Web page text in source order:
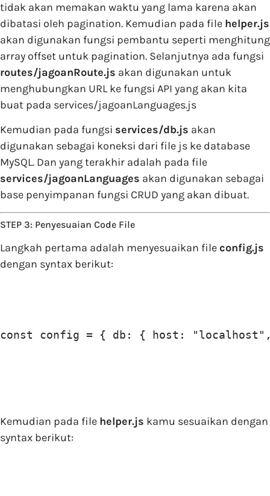
tidak akan memakan waktu yang lama karena akan
dibatasi oleh pagination. Kemudian pada file helper.js
akan digunakan fungsi pembantu seperti menghitung
array offset untuk pagination. Selanjutnya ada fungsi
routes/jagoanRoute.js akan digunakan untuk
menghubungkan URL ke fungsi API yang akan kita
buat pada services/jagoanLanguages.js
Kemudian pada fungsi services/db.js akan
digunakan sebagai koneksi dari file js ke database
MySQL. Dan yang terakhir adalah pada file
services/jagoanLanguages akan digunakan sebagai
base penyimpanan fungsi CRUD yang akan dibuat.
STEP 3: Penyesuaian Code File
Langkah pertama adalah menyesuaikan fileconfig.js
dengan syntax berikut:
const config = { db: { host: "localhost",
Kemudian pada file helper.js kamu sesuaikan dengan
syntax berikut: